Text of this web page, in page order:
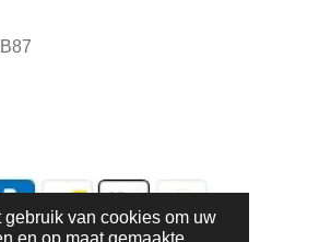
gebruik van cookies om uw